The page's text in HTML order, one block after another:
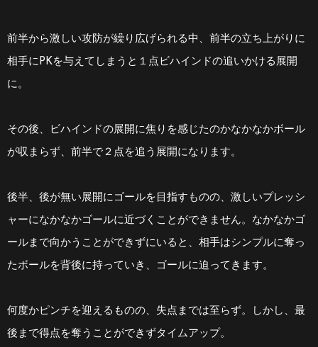
前半から激しい攻防が繰り広げられる中、前半の立ち上がりに
相手にPKを与えてしまうと１点ビハインドの追いかける展開
に。
その後、ビハインドの展開に焦りを感じたのかなかなかボール
が収まらず、前半で２点を追う展開になります。
後半、後が無い展開にゴールを目指すものの、激しいプレッシ
ャーになかなかゴールに近づくことができません。なかなかゴ
ールまで向かうことができずにいると、相手はシンプルに奪っ
たボールを背後に持っていき、ゴールに迫ってきます。
何度かピンチを迎えるものの、失点までは至らず。しかし、最
後まで得点を奪うことができずタイムアップ。